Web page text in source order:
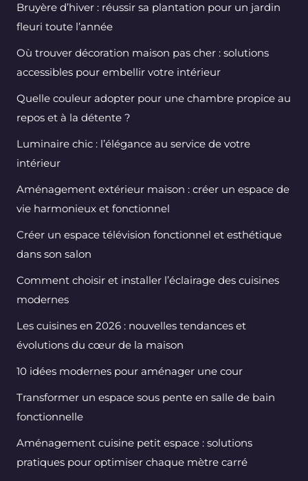
Bruyère d’hiver : réussir sa plantation pour un jardin
fleuri toute l’année
Où trouver décoration maison pas cher : solutions
accessibles pour embellir votre intérieur
Quelle couleur adopter pour une chambre propice au
repos et à la détente ?
Luminaire chic : l’élégance au service de votre
intérieur
Aménagement extérieur maison : créer un espace de
vie harmonieux et fonctionnel
Créer un espace télévision fonctionnel et esthétique
dans son salon
Comment choisir et installer l’éclairage des cuisines
modernes
Les cuisines en 2026 : nouvelles tendances et
évolutions du cœur de la maison
10 idées modernes pour aménager une cour
Transformer un espace sous pente en salle de bain
fonctionnelle
Aménagement cuisine petit espace : solutions
pratiques pour optimiser chaque mètre carré